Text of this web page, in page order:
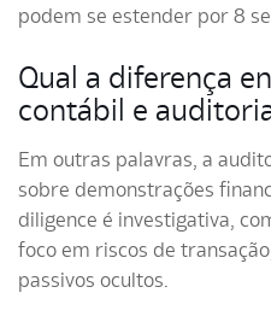
podem se estender por 8
Qual a diferença
contábil e
Em outras palavras, a
sobre demonstrações
diligence é investigativa,
foco em riscos de
passivos ocultos.